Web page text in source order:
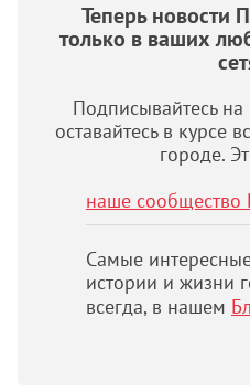
Теперь новости
только в ваших
Подписывайтесь
оставайтесь в курсе
городе.
наше сообщество
Самые
истории и жизни
всегда, в нашем